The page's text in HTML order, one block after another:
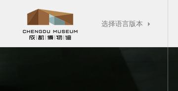
选择语言版本 